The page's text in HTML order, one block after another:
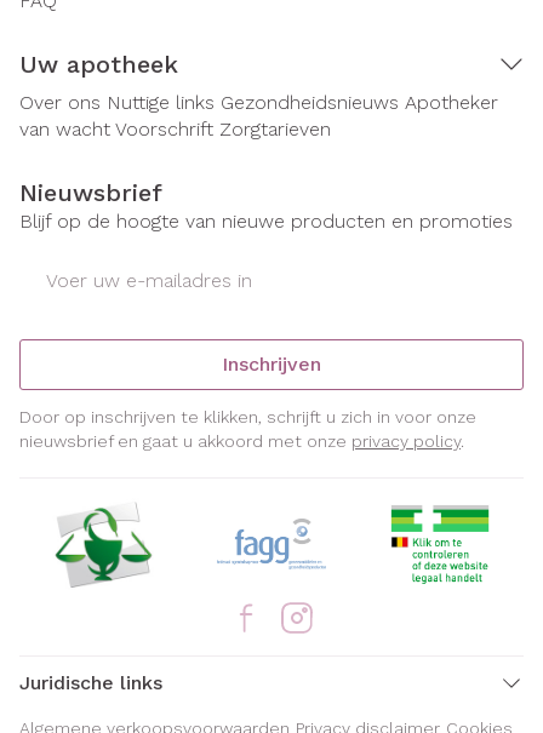
Uw apotheek
Over ons Nuttige links Gezondheidsnieuws Apotheker
van wacht Voorschrift Zorgtarieven
Nieuwsbrief
Blijf op de hoogte van nieuwe producten en promoties
Inschrijven
Door op inschrijven te klikken, schrijft u zich in voor onze
nieuwsbrief en gaat u akkoord met onze privacy policy.
Juridische links
Algemene verkoopsvoorwaarden Privacy disclaimer Cookies